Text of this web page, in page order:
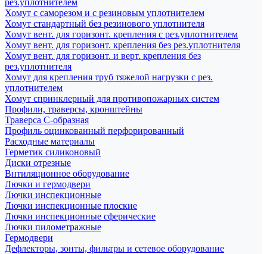
рез.уплотнителем
Хомут с саморезом и с резиновым уплотнителем
Хомут стандартный без резинового уплотнителя
Хомут вент. для горизонт. крепления с рез.уплотнителем
Хомут вент. для горизонт. крепления без рез.уплотнителя
Хомут вент. для горизонт. и верт. крепления без
рез.уплотнителя
Хомут для крепления труб тяжелой нагрузки с рез.
уплотнителем
Хомут спринклерный для противопожарных систем
Профили, траверсы, кронштейны
Траверса С-образная
Профиль оцинкованный перфорированный
Расходные материалы
Герметик силиконовый
Диски отрезные
Внтиляционное оборудование
Лючки и гермодвери
Лючки инспекционные
Лючки инспекционные плоские
Лючки инспекционные сферические
Лючки пилометражные
Гермодвери
Дефлекторы, зонты, фильтры и сетевое оборудование